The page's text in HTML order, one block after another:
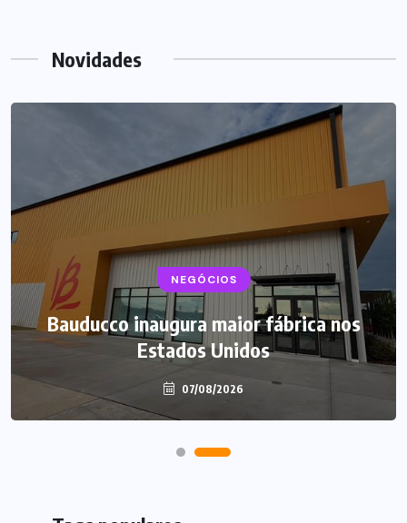
Novidades
NEGÓCIOS
Bauducco inaugura maior fábrica nos
Estados Unidos
07/08/2026